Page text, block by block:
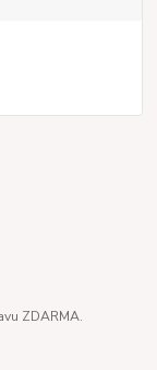
ZDARMA.